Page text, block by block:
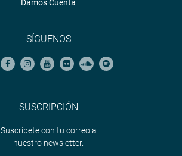
Damos Cuenta
SÍGUENOS
SUSCRIPCIÓN
Suscríbete con tu correo a
nuestro newsletter.